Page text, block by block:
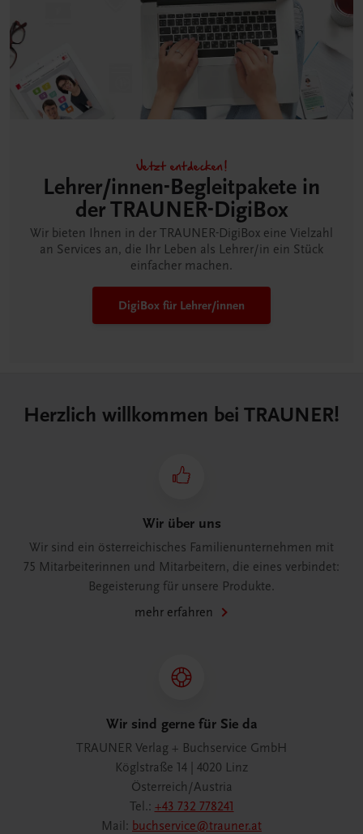
Jetzt entdecken!
Lehrer/innen-Begleitpakete in
der TRAUNER-DigiBox
Wir bieten Ihnen in der TRAUNER-DigiBox eine Vielzahl
an Services an, die Ihr Leben als Lehrer/in ein Stück
einfacher machen.
DigiBox für Lehrer/innen
Herzlich willkommen bei TRAUNER!
Wir über uns
Wir sind ein österreichisches Familienunternehmen mit
75 Mitarbeiterinnen und Mitarbeitern, die eines verbindet:
Begeisterung für unsere Produkte.
mehr erfahren
Wir sind gerne für Sie da
TRAUNER Verlag + Buchservice GmbH
Köglstraße 14 | 4020 Linz
Österreich/Austria
Tel.: +43 732 778241
Mail: buchservice@trauner.at